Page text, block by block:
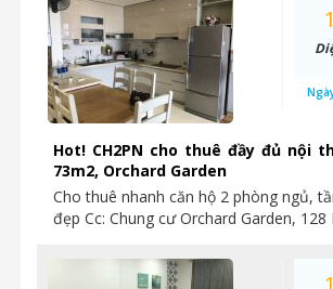
Hot! CH2PN cho thuê đầy đủ nội
73m2, Orchard Garden
Cho thuê nhanh căn hộ 2 phòng ngủ,
đẹp Cc: Chung cư Orchard Garden,